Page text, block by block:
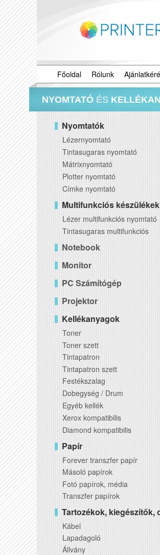
Főoldal Rólunk
NYOMTATÓ ÉS
Nyomtatók
Lézernyomtató
Tintasugaras nyomtató
Mátrixnyomtató
Plotter nyomtató
Címke nyomtató
Multifunkciós készülékek
Lézer multifunkciós nyomtató
Tintasugaras multifunkciós
Notebook
Monitor
PC Számítógép
Projektor
Kellékanyagok
Toner
Toner szett
Tintapatron
Tintapatron szett
Festékszalag
Dobegység / Drum
Egyéb kellék
Xerox kompatibilis
Diamond kompatibilis
Papír
Forever transzfer papír
Másoló papírok
Fotó papírok, média
Transzfer papírok
Tartozékok, kiegészítők,
Kábel
Lapadagoló
Állvány